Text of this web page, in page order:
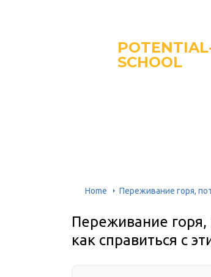
SCHOOL
Home Переживание горя,
Переживание горя,
как справиться с